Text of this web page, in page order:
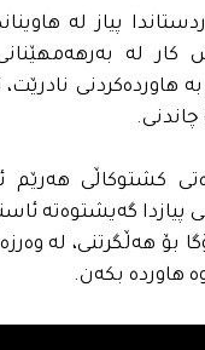
پیاز له‌
كار له‌
هاورده‌كردنى
كشتوكاڵی هه‌رێم
پیازدا گه‌یشتوه‌ته‌
بۆ هه‌ڵگرتنى، له‌
هاورده‌ بكه‌ن.